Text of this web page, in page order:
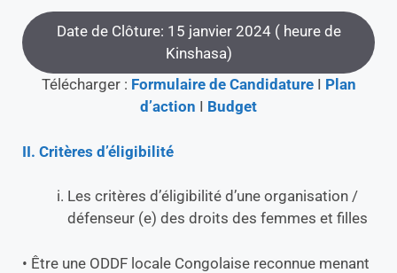
Date de Clôture: 15 janvier 2024 ( heure de
Kinshasa)
Télécharger : Formulaire de CandidatureI Plan
d’action I Budget
II. Critères d’éligibilité
Les critères d’éligibilité d’une organisation /
défenseur (e) des droits des femmes et filles
• Être une ODDF locale Congolaise reconnue menant